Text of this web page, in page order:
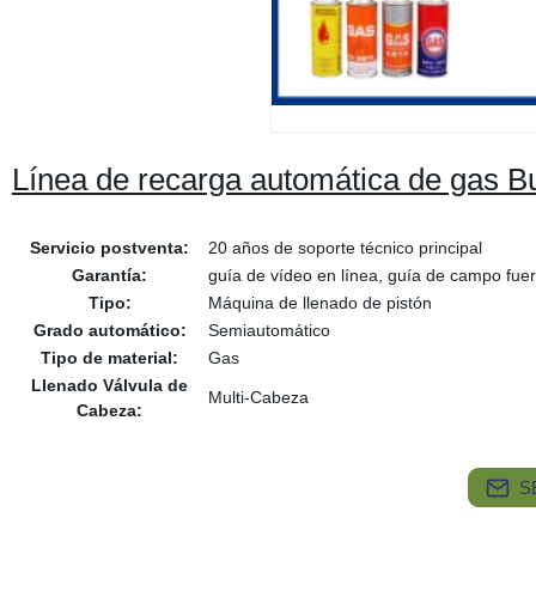
Línea de recarga automática de gas
Servicio postventa:
20 años de soporte técnico principal
Garantía:
guía de vídeo en línea, guía de campo
Tipo:
Máquina de llenado de pistón
Grado automático:
Semiautomático
Tipo de material:
Gas
Llenado Válvula de
Cabeza:
Multi-Cabeza